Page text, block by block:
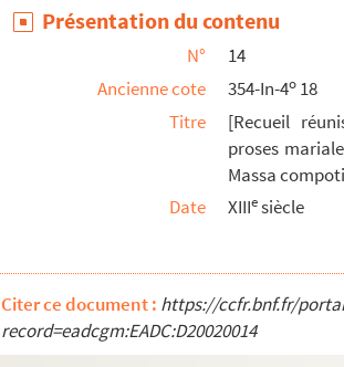
30. S. Thomae Aquinatis Summae theologicae
31. S. Thomae Aquinatis in IV Sententiarum
32. S. Thomae Aquinatis questiones
33. Thomae Hibernici liber florum
34. S. Eucherii, episcopi Lugdunensis,
35. [Recueil d'œuvres de saint Raymundus
36. Astesani Astensis, ordinis Fratrum
39. La maison de conscience, par maistre
40. « Metaphysica, sive theologia naturalis »,
Présentation du contenu
N°
14
Ancienne cote
354-In-4o 18
Titre
[Recueil
proses
Massa
Date
XIIIesiècle
Citer ce document : https://ccfr.bnf.fr/
record=eadcgm:EADC:D20020014